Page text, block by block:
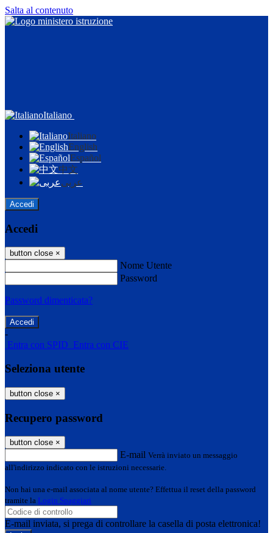
Salta al contenuto
Italiano
Italiano
English
Español
中文
عربى
Accedi
Accedi
button close ×
Nome Utente
Password
Password dimenticata?
-
Entra con SPID Entra con CIE
Seleziona utente
button close ×
Recupero password
button close ×
E-mail Verrà inviato un messaggio
all'indirizzo indicato con le istruzioni necessarie.
Non hai una e-mail associata al nome utente? Effettua il reset della password
tramite la Login Spaggiari
E-mail inviata, si prega di controllare la casella di posta elettronica!